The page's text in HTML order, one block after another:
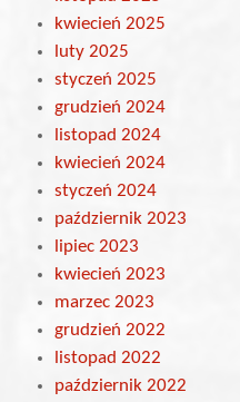
kwiecień 2025
luty 2025
styczeń 2025
grudzień 2024
listopad 2024
kwiecień 2024
styczeń 2024
październik 2023
lipiec 2023
kwiecień 2023
marzec 2023
grudzień 2022
listopad 2022
październik 2022